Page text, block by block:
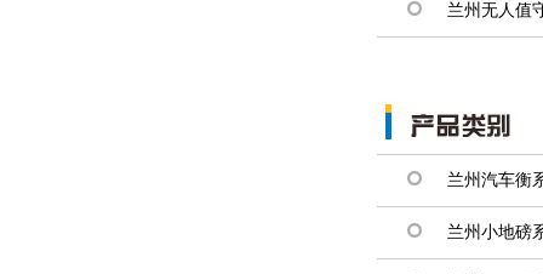
兰州无人值
兰州汽车衡
兰州小地磅